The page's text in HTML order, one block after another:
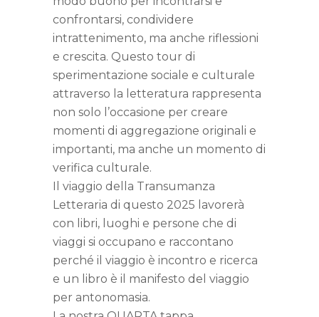
confrontarsi, condividere
intrattenimento, ma anche riflessioni
e crescita. Questo tour di
sperimentazione sociale e culturale
attraverso la letteratura rappresenta
non solo l’occasione per creare
momenti di aggregazione originali e
importanti, ma anche un momento di
verifica culturale.
Il viaggio della Transumanza
Letteraria di questo 2025 lavorerà
con libri, luoghi e persone che di
viaggi si occupano e raccontano
perché il viaggio è incontro e ricerca
e un libro è il manifesto del viaggio
per antonomasia.